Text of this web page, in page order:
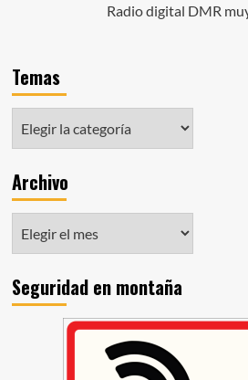
Radio digital DMR
Temas
Archivo
Seguridad en montaña